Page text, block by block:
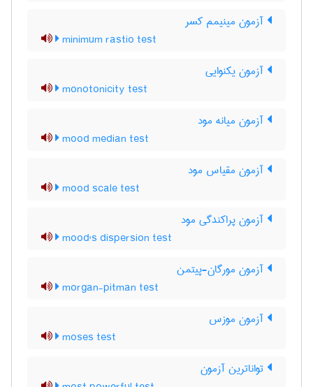
آزمون مینیمم کسر
minimum rastio test
آزمون یکنوایی
monotonicity test
آزمون میانه مود
mood median test
آزمون مقیاس مود
mood scale test
آزمون پراکندگی مود
mood's dispersion test
آزمون مورگان-پیتمن
morgan-pitman test
آزمون موزس
moses test
تواناترین آزمون